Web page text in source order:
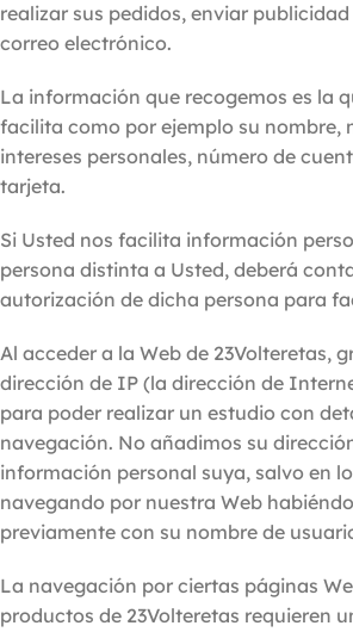
realizar sus pedidos, enviar
correo electrónico.
La información que recogemos es la
facilita como por ejemplo su nombre,
intereses personales, número de
tarjeta.
Si Usted nos facilita información
persona distinta a Usted, deberá
autorización de dicha persona para
Al acceder a la Web de 23Volteretas,
dirección de IP (la dirección de
para poder realizar un estudio con
navegación. No añadimos su
información personal suya, salvo en
navegando por nuestra Web
previamente con su nombre de
La navegación por ciertas páginas
productos de 23Volteretas requieren